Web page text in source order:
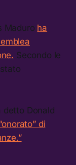
Maduro ha
Secondo le
detto Donald
di